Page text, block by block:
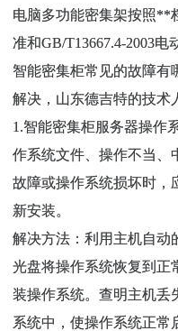
电脑多功能密集架按照**
准和GB/T13667.4-2003电
智能密集柜常见的故障有
解决，山东德吉特的技术
1.智能密集柜服务器操作
作系统文件、操作不当、
故障或操作系统损坏时，
新安装。
解决方法：利用主机自动
光盘将操作系统恢复到正
装操作系统。查明主机丢
系统中，使操作系统正常